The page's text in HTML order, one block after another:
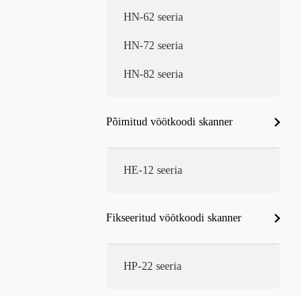
HN-62 seeria
HN-72 seeria
HN-82 seeria
Põimitud vöötkoodi skanner
HE-12 seeria
Fikseeritud vöötkoodi skanner
HP-22 seeria